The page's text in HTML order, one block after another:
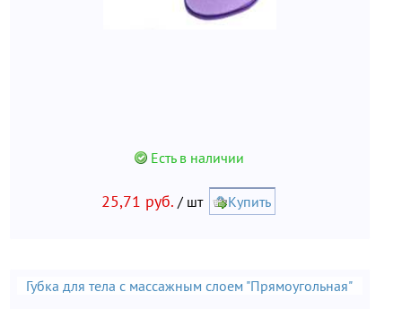
Есть в наличии
25,71 руб. / шт Купить
Губка для тела с массажным слоем "Прямоугольная"